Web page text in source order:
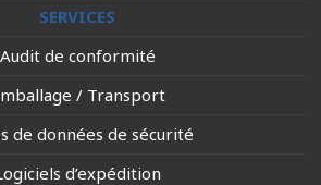
SERVICES
Audit de conformité
/ Transport
de données de sécurité
d’expédition